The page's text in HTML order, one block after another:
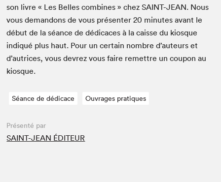
son livre « Les Belles com­bines » chezSAINT-JEAN. Nous
vous deman­dons de vous présen­ter20 min­utes avant le
début de la séance de dédi­caces à la caisse du kiosque
indiqué plus haut. Pour un cer­tain nom­bre d’auteurs et
d’autrices, vous devrez vous faire remet­tre un coupon au
kiosque.
Séance de dédicace Ouvrages pratiques
Présenté par
SAINT-JEAN ÉDITEUR